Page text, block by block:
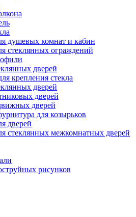
душевых комнат и кабин
стеклянных ограждений
дверей
крепления стекла
дверей
дверей
дверей
для козырьков
дверей
стеклянных межкомнатных дверей
рисунков